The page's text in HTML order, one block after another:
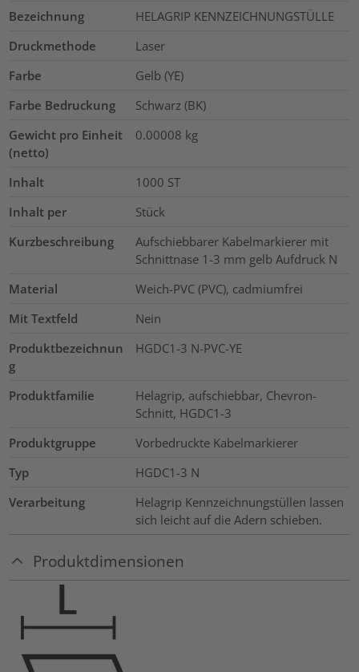
Bezeichnung
HELAGRIP KENNZEICHNUNGSTÜLLE
Druckmethode
Laser
Farbe
Gelb (YE)
Farbe Bedruckung
Schwarz (BK)
Gewicht pro Einheit
(netto)
0.00008 kg
Inhalt 1000 ST
Inhalt per
Stück
Kurzbeschreibung
Aufschiebbarer Kabelmarkierer mit
Schnittnase 1-3 mm gelb Aufdruck N
Material
Weich-PVC (PVC), cadmiumfrei
Mit Textfeld
Nein
Produktbezeichnun
g
HGDC1-3 N-PVC-YE
Produktfamilie
Helagrip, aufschiebbar, Chevron-
Schnitt, HGDC1-3
Produktgruppe
Vorbedruckte Kabelmarkierer
Typ
HGDC1-3 N
Verarbeitung
Helagrip Kennzeichnungstüllen lassen
sich leicht auf die Adern schieben.
Produktdimensionen